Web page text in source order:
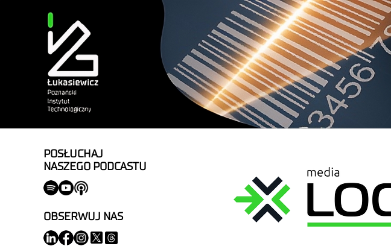
POSŁUCHAJ
NASZEGO PODCASTU
OBSERWUJ NAS